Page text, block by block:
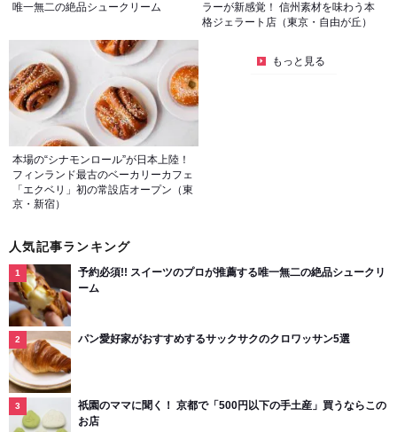
唯一無二の絶品シュークリーム
ラーが新感覚！ 信州素材を味わう本
格ジェラート店（東京・自由が丘）
本場の“シナモンロール”が日本上陸！
フィンランド最古のベーカリーカフェ
「エクベリ」初の常設店オープン（東
京・新宿）
もっと見る
人気記事ランキング
予約必須!! スイーツのプロが推薦する唯一無二の絶品シュークリ
ーム
パン愛好家がおすすめするサックサクのクロワッサン5選
祇園のママに聞く！ 京都で「500円以下の手土産」買うならこの
お店